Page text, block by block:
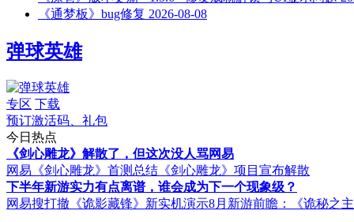
《通梦板》bug修复 2026-08-08
弹球英雄
专区 下载
预订激活码、礼包
今日热点
《剑心雕龙》解散了，但这次没人骂网易
网易《剑心雕龙》首测总结 《剑心雕龙》项目宣布解散
下半年新游实力有点离谱，谁会成为下一个现象级？
网易搜打撤《诡影藏锋》新实机演示8月新游前瞻：《诡秘之